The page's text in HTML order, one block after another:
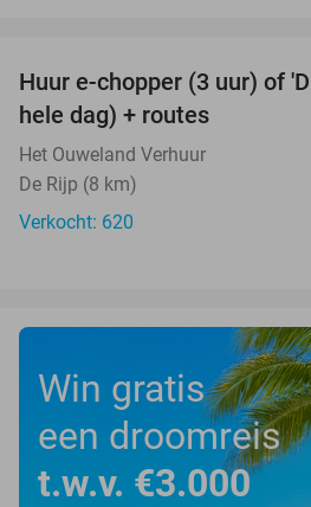
Huur e-chopper (3 uur) of
hele dag) + routes
Het Ouweland Verhuur
De Rijp (8 km)
Verkocht: 620
Win gratis
een droomreis
t.w.v. €3.000